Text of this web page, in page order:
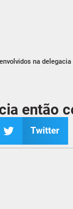
na delegacia
então
Twitter